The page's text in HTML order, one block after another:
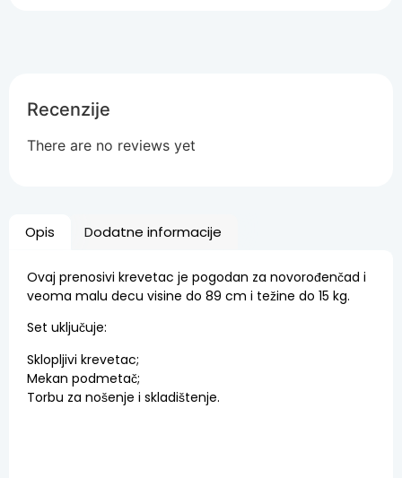
Opis Dodatne informacije
Ovaj prenosivi krevetac je pogodan za novorođenčad i
veoma malu decu visine do 89 cm i težine do 15 kg.
Set uključuje:
Sklopljivi krevetac;
Mekan podmetač;
Torbu za nošenje i skladištenje.
Recenzije
There are no reviews yet